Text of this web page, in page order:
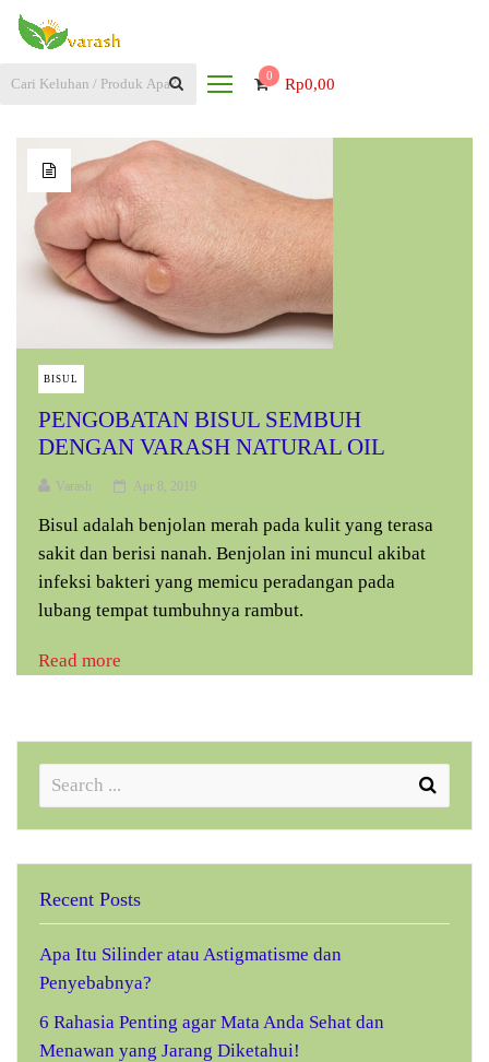
0 Rp0,00
BISUL
PENGOBATAN BISUL SEMBUH
DENGAN VARASH NATURAL OIL
Varash Apr 8, 2019
Bisul adalah benjolan merah pada kulit yang terasa
sakit dan berisi nanah. Benjolan ini muncul akibat
infeksi bakteri yang memicu peradangan pada
lubang tempat tumbuhnya rambut.
Read more
Recent Posts
Apa Itu Silinder atau Astigmatisme dan
Penyebabnya?
6 Rahasia Penting agar Mata Anda Sehat dan
Menawan yang Jarang Diketahui!